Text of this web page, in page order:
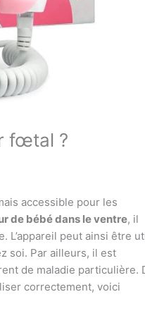
fœtal ?
accessible pour les
de bébé dans le ventre, il
L’appareil peut ainsi être
soi. Par ailleurs, il est
de maladie particulière.
correctement, voici